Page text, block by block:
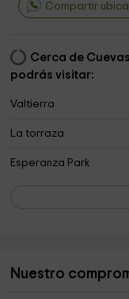
Compartir
Cerca de
podrás visitar:
Valtierra
La torraza
Esperanza Park
Soto del Ramalete
Nuestro